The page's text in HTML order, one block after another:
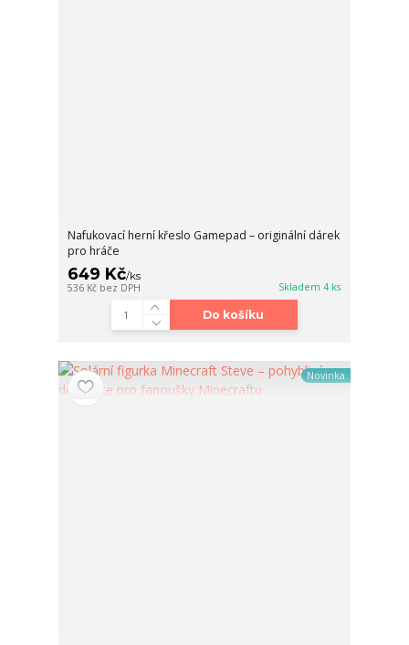
Nafukovací herní křeslo Gamepad – originální dárek
pro hráče
649 Kč/ks
536 Kč bez DPH Skladem 4 ks
Do košíku
Novinka